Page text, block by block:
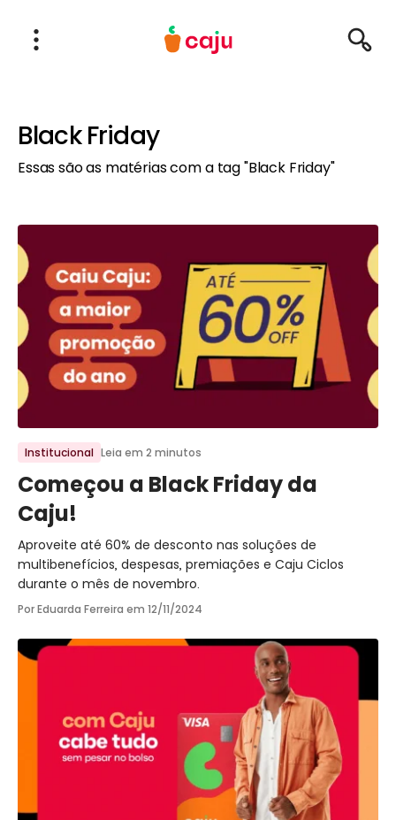
Menu Principal
Abrir Menu
Black Friday
Essas são as matérias com a tag "Black Friday"
Institucional Leia em 2 minutos
Começou a Black Friday da
Caju!
Aproveite até 60% de desconto nas soluções de
multibenefícios, despesas, premiações e Caju Ciclos
durante o mês de novembro.
Por Eduarda Ferreira em 12/11/2024